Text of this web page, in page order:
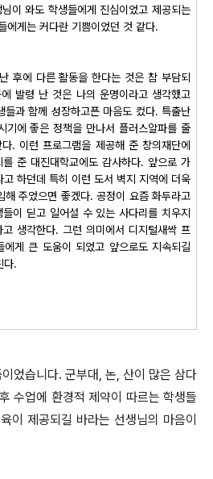
이 와도 학생들에게 진심이었고 제공되는
에게는 커다란 기쁨이었던 것 같다.
후에 다른 활동을 한다는 것은 참 부담되
발령 난 것은 나의 운명이라고 생각했고
들과 함께 성장하고픈 마음도 컸다. 특출난
기에 좋은 정책을 만나서 플러스알파를 줄
. 이런 프로그램을 제공해 준 창의재단에
준 대진대학교에도 감사하다. 앞으로 가
하던데 특히 이런 도서 벽지 지역에 더욱
해 주었으면 좋겠다. 공정이 요즘 화두라고
이 딛고 일어설 수 있는 사다리를 치우지
생각한다. 그런 의미에서 디지털새싹 프
에게 큰 도움이 되었고 앞으로도 지속되길
다.
었습니다. 군부대, 논, 산이 많은 삼다
수업에 환경적 제약이 따르는 학생들
이 제공되길 바라는 선생님의 마음이